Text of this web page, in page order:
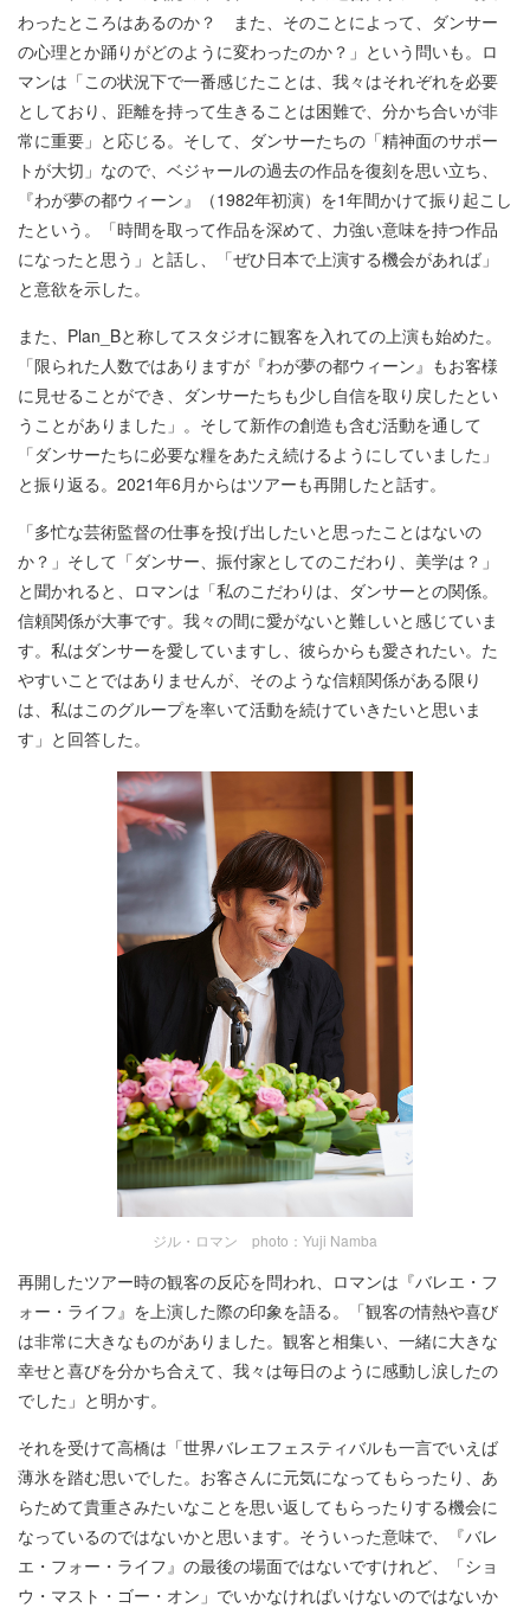
わったところはあるのか？ また、そのことによって、ダンサー
の心理とか踊りがどのように変わったのか？」という問いも。ロ
マンは「この状況下で一番感じたことは、我々はそれぞれを必要
としており、距離を持って生きることは困難で、分かち合いが非
常に重要」と応じる。そして、ダンサーたちの「精神面のサポー
トが大切」なので、ベジャールの過去の作品を復刻を思い立ち、
『わが夢の都ウィーン』（1982年初演）を1年間かけて振り起こし
たという。「時間を取って作品を深めて、力強い意味を持つ作品
になったと思う」と話し、「ぜひ日本で上演する機会があれば」
と意欲を示した。
また、Plan_Bと称してスタジオに観客を入れての上演も始めた。
「限られた人数ではありますが『わが夢の都ウィーン』もお客様
に見せることができ、ダンサーたちも少し自信を取り戻したとい
うことがありました」。そして新作の創造も含む活動を通して
「ダンサーたちに必要な糧をあたえ続けるようにしていました」
と振り返る。2021年6月からはツアーも再開したと話す。
「多忙な芸術監督の仕事を投げ出したいと思ったことはないの
か？」そして「ダンサー、振付家としてのこだわり、美学は？」
と聞かれると、ロマンは「私のこだわりは、ダンサーとの関係。
信頼関係が大事です。我々の間に愛がないと難しいと感じていま
す。私はダンサーを愛していますし、彼らからも愛されたい。た
やすいことではありませんが、そのような信頼関係がある限り
は、私はこのグループを率いて活動を続けていきたいと思いま
す」と回答した。
ジル・ロマン photo：Yuji Namba
再開したツアー時の観客の反応を問われ、ロマンは『バレエ・フ
ォー・ライフ』を上演した際の印象を語る。「観客の情熱や喜び
は非常に大きなものがありました。観客と相集い、一緒に大きな
幸せと喜びを分かち合えて、我々は毎日のように感動し涙したの
でした」と明かす。
それを受けて高橋は「世界バレエフェスティバルも一言でいえば
薄氷を踏む思いでした。お客さんに元気になってもらったり、あ
らためて貴重さみたいなことを思い返してもらったりする機会に
なっているのではないかと思います。そういった意味で、『バレ
エ・フォー・ライフ』の最後の場面ではないですけれど、「ショ
ウ・マスト・ゴー・オン」でいかなければいけないのではないか